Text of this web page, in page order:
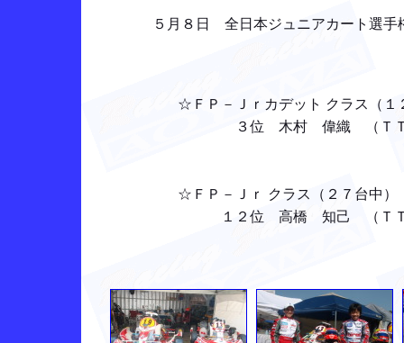
５月８日 全日本ジュニアカート選
☆ＦＰ－Ｊｒカデット クラス（１
３位 木村 偉織 （ＴＴ：
☆ＦＰ－Ｊｒ クラス（２７台中）
１２位 高橋 知己 （ＴＴ：１